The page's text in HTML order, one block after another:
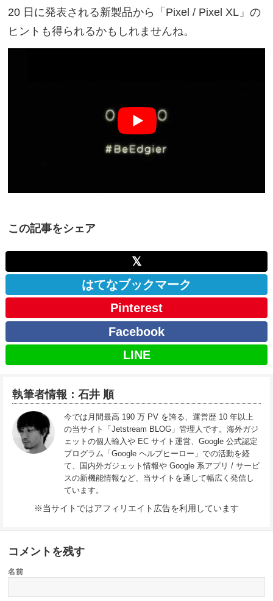
20 日に発表される新製品から「Pixel / Pixel XL」の
ヒントも得られるかもしれませんね。
この記事をシェア
𝕏
はてなブックマーク
Pinterest
Facebook
LINE
執筆者情報：石井 順
今では月間最高 190 万 PV を誇る、運営歴 10 年以上
の当サイト「Jetstream BLOG」管理人です。海外ガジ
ェットの個人輸入や EC サイト運営、Google 公式認定
プログラム「Google ヘルプヒーロー」での活動を経
て、国内外ガジェット情報や Google 系アプリ / サービ
スの新機能情報など、当サイトを通して幅広く発信し
ています。
※当サイトではアフィリエイト広告を利用しています
コメントを残す
名前